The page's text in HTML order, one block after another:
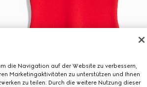
die Navigation auf der Website zu verbessern,
Marketingaktivitäten zu unterstützen und Ihnen
zu teilen. Durch die weitere Nutzung dieser